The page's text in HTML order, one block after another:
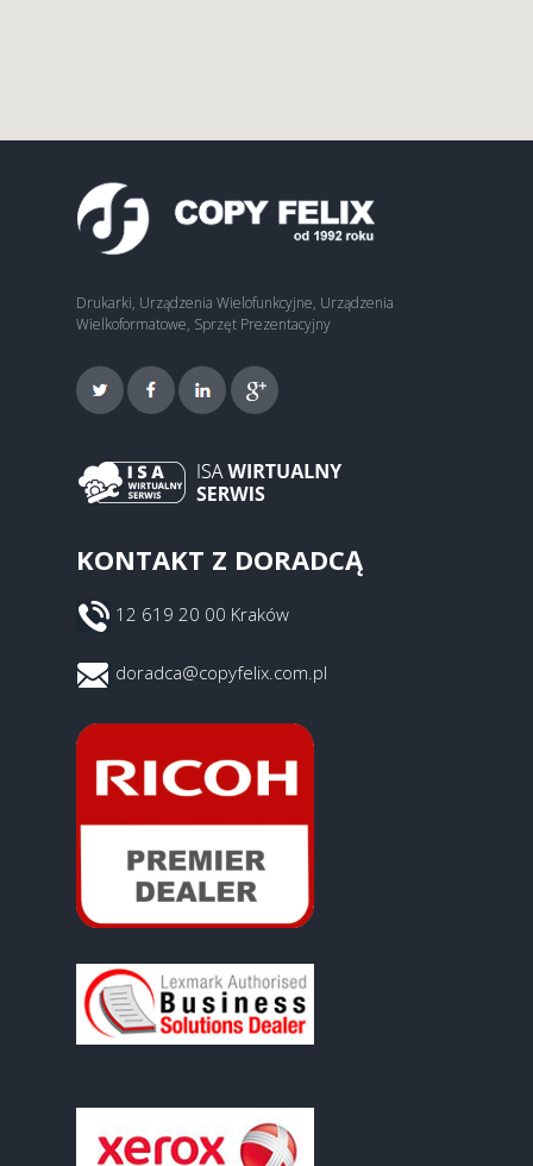
Drukarki, Urządzenia Wielofunkcyjne, Urządzenia
Wielkoformatowe, Sprzęt Prezentacyjny
KONTAKT Z DORADCĄ
12 619 20 00 Kraków
doradca@copyfelix.com.pl